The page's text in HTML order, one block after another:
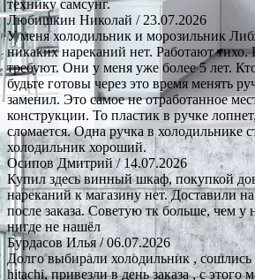
технику самсунг.
Любишкин Николай / 23.07.2026
У меня холодильник и морозильник
никаких нареканий нет. Работают тихо.
требуют. Они у меня уже более 5 лет.
будьте готовы через это время менять
заменил. Это самое не отработанное
конструкции. То пластик в ручке
сломается. Одна ручка в холодильнике
холодильник хороший.
Осипов Дмитрий / 14.07.2026
Купил здесь винный шкаф, покупкой
нареканий к магазину нет. Доставили
после заказа. Советую тк больше, чем
нигде не нашёл
Бурдасов Илья/ 06.07.2026
Долго выбирали холодильник ,
hitachi, привезли в день заказа , с этого